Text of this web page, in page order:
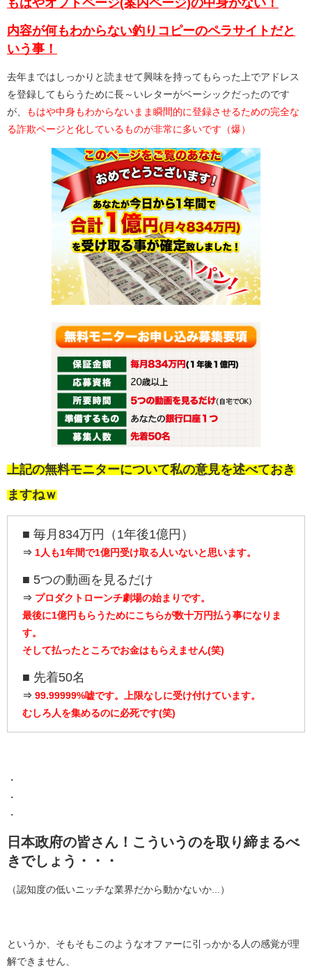
もはやオプトページ(案内ページ)の中身がない！
内容が何もわからない釣りコピーのペラサイトだと
いう事！
去年まではしっかりと読ませて興味を持ってもらった上でアドレス
を登録してもらうために長～いレターがベーシックだったのです
が、
もはや中身もわからないまま瞬間的に登録させるための完全な
る詐欺ページと化しているものが非常に多いです（爆）
上記の無料モニターについて私の意見を述べておき
ますねｗ
■ 毎月834万円（1年後1億円）
⇒ 1人も1年間で1億円受け取る人いないと思います。
■ 5つの動画を見るだけ
⇒ プロダクトローンチ劇場の始まりです。
最後に1億円もらうためにこちらが数十万円払う事になりま
す。
そして払ったところでお金はもらえません(笑)
■ 先着50名
⇒ 99.99999%嘘です。上限なしに受け付けています。
むしろ人を集めるのに必死です(笑)
・
・
・
日本政府の皆さん！こういうのを取り締まるべ
きでしょう・・・
（認知度の低いニッチな業界だから動かないか...）
というか、そもそもこのようなオファーに引っかかる人の感覚が理
解できません、